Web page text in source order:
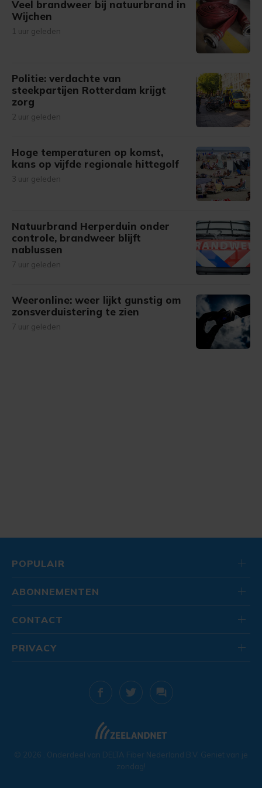
Veel brandweer bij natuurbrand in
Wijchen
1 uur geleden
Politie: verdachte van
steekpartijen Rotterdam krijgt
zorg
2 uur geleden
Hoge temperaturen op komst,
kans op vijfde regionale hittegolf
3 uur geleden
Natuurbrand Herperduin onder
controle, brandweer blijft
nablussen
7 uur geleden
Weeronline: weer lijkt gunstig om
zonsverduistering te zien
7 uur geleden
POPULAIR
ABONNEMENTEN
CONTACT
© 2026 . Onderdeel van DELTA Fiber Nederland B.V. Geniet van je
zondag!
PRIVACY